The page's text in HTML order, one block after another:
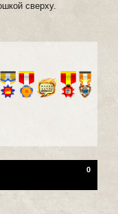
сверху.
0